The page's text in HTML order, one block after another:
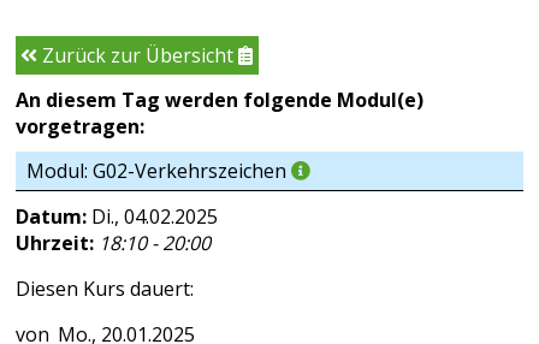
Zurück zur Übersicht
An diesem Tag werden folgende Modul(e)
vorgetragen:
Modul: G02-Verkehrszeichen
Datum: Di., 04.02.2025
Uhrzeit: 18:10 - 20:00
Diesen Kurs dauert:
Mo., 20.01.2025